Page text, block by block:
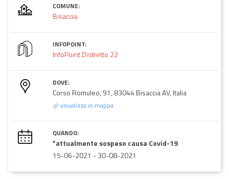
COMUNE:
Bisaccia
INFOPOINT:
InfoPoint Distretto 22
DOVE:
Corso Romuleo, 91, 83044 Bisaccia AV, Italia
visualizza in mappa
QUANDO:
*attualmente sospeso causa Covid-19
15-06-2021 -30-08-2021